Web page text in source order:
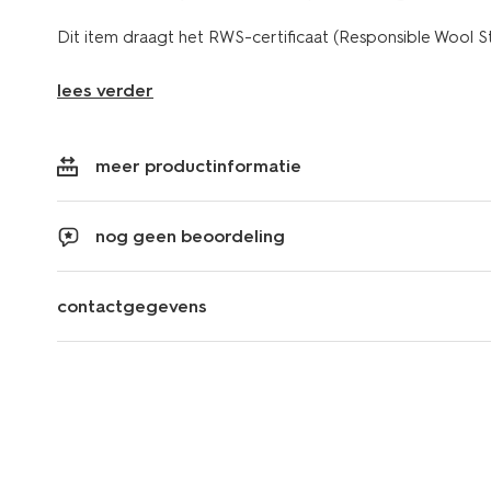
Dit item draagt het RWS-certificaat (Responsible Wool
lees verder
meer productinformatie
nog geen beoordeling
contactgegevens